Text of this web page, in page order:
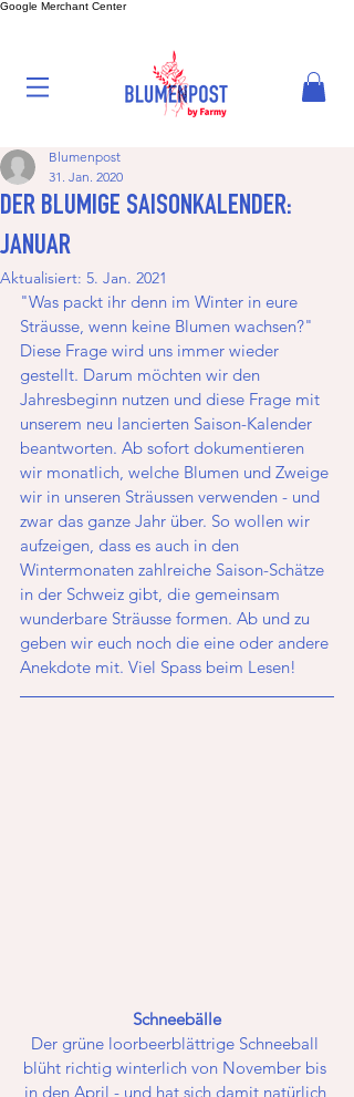
Google Merchant Center
DER BLUMIGE SAISONKALENDER:
JANUAR
Blumenpost
31. Jan. 2020
Aktualisiert: 5. Jan. 2021
"Was packt ihr denn im Winter in eure
Sträusse, wenn keine Blumen wachsen?"
Diese Frage wird uns immer wieder
gestellt. Darum möchten wir den
Jahresbeginn nutzen und diese Frage mit
unserem neu lancierten Saison-Kalender
beantworten. Ab sofort dokumentieren
wir monatlich, welche Blumen und Zweige
wir in unseren Sträussen verwenden - und
zwar das ganze Jahr über. So wollen wir
aufzeigen, dass es auch in den
Wintermonaten zahlreiche Saison-Schätze
in der Schweiz gibt, die gemeinsam
wunderbare Sträusse formen. Ab und zu
geben wir euch noch die eine oder andere
Anekdote mit. Viel Spass beim Lesen!
Schneebälle
Der grüne loorbeerblättrige Schneeball
blüht richtig winterlich von November bis
in den April - und hat sich damit natürlich